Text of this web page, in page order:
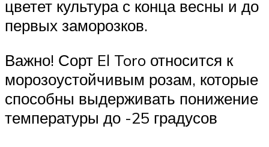
цветет культура с конца весны и до
первых заморозков.
Важно! Сорт El Toro относится к
морозоустойчивым розам, которые
способны выдерживать понижение
температуры до -25 градусов